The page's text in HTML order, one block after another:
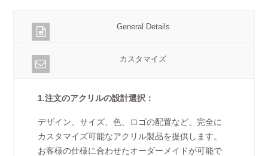
General Details
カスタマイズ
1.注文のアクリルの設計選択：
デザイン、サイズ、色、ロゴの配置など、完全に
カスタマイズ可能なアクリル製品を提供します。
お客様の仕様に合わせたオーダーメイドが可能で